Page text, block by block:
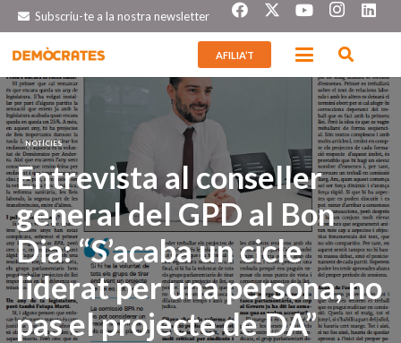
Subscriu-te a la nostra newsletter
AFILIA’T
NOTÍCIES
Entrevista al conseller
general del GPD al Bon
Dia: “S’acaba un cicle
liderat per una persona, no
pas el projecte de DA”